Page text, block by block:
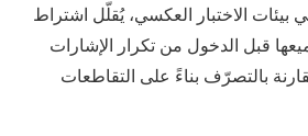
بيئات الاختبار العكسي، يُقلّل اشتراط
قبل الدخول من تكرار الإشارات
بالتصرّف بناءً على التقاطعات